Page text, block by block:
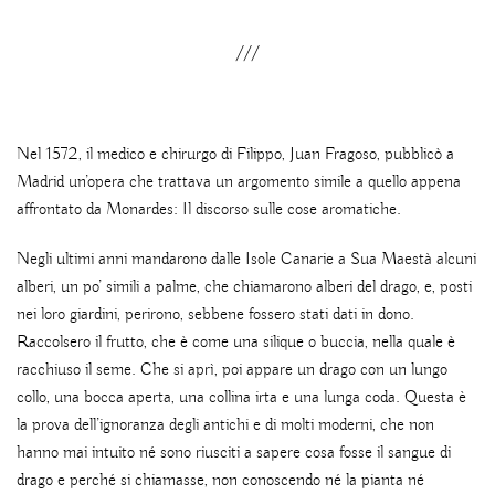
///
Nel 1572, il medico e chirurgo di Filippo, Juan Fragoso, pubblicò a
Madrid un’opera che trattava un argomento simile a quello appena
affrontato da Monardes: Il discorso sulle cose aromatiche.
Negli ultimi anni mandarono dalle Isole Canarie a Sua Maestà alcuni
alberi, un po’ simili a palme, che chiamarono alberi del drago, e, posti
nei loro giardini, perirono, sebbene fossero stati dati in dono.
Raccolsero il frutto, che è come una silique o buccia, nella quale è
racchiuso il seme. Che si aprì, poi appare un drago con un lungo
collo, una bocca aperta, una collina irta e una lunga coda. Questa è
la prova dell’ignoranza degli antichi e di molti moderni, che non
hanno mai intuito né sono riusciti a sapere cosa fosse il sangue di
drago e perché si chiamasse, non conoscendo né la pianta né